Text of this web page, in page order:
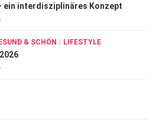
ein interdisziplinäres Konzept
& SCHÖN / LIFESTYLE